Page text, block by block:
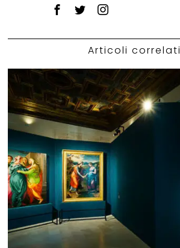
Articoli correlati